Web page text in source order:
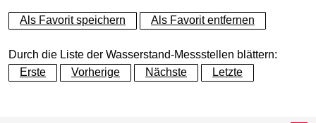
+
−
Als Favorit speichern Als Favorit entfernen
Durch die Liste der Wasserstand-Messstellen blättern:
Erste
Vorherige Nächste Letzte